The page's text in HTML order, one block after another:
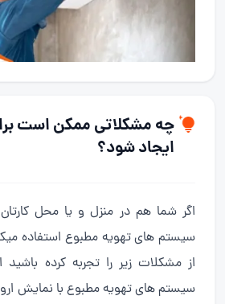
چه مشکلاتی ممکن است
ایجاد شود؟
اگر شما هم در منزل و یا محل
سیستم های تهویه مطبوع استفاده
از مشکلات زیر را تجربه کرده
سیستم های تهویه مطبوع با نمایش ارور